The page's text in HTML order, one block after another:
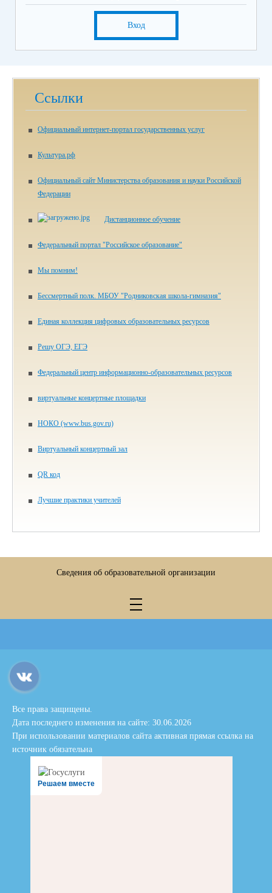
Вход
Ссылки
Официальный интернет-портал государственных услуг
Культура.рф
Официальный сайт Министерства образования и науки Российской
Федерации
Дистанционное обучение
Федеральный портал "Российское образование"
Мы помним!
Бессмертный полк. МБОУ "Родниковская школа-гимназия"
Единая коллекция цифровых образовательных ресурсов
Решу ОГЭ, ЕГЭ
Федеральный центр информационно-образовательных ресурсов
виртуальные концертные площадки
НОКО (www.bus.gov.ru)
Виртуальный концертный зал
QR код
Лучшие практики учителей
Сведения об образовательной организации
Все права защищены.
Дата последнего изменения на сайте: 30.06.2026
При использовании материалов сайта активная прямая ссылка на
источник обязательна
Решаем вместе